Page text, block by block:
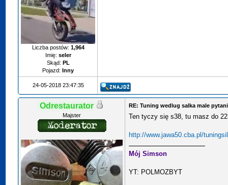
Liczba postów: 1,964
Imię: seler
Skąd: PL
Pojazd: Inny
24-05-2018 23:47:35
Odrestaurator
Majster
RE: Tuning wedlug salka male
Ten tyczy się s38, tu masz do
http://www.jawa50.cba.pl/
Mój Simson
YT: POLMOZBYT